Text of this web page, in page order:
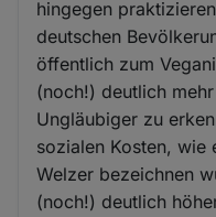
hingegen
deutschen
öffentlich zum
(noch!) deutlich
Ungläubiger zu
sozialen Kosten, wie
Welzer bezeichnen
(noch!) deutlich